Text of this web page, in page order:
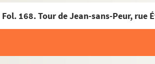
Fol. 168. Tour de Jean-sans-Peur, rue